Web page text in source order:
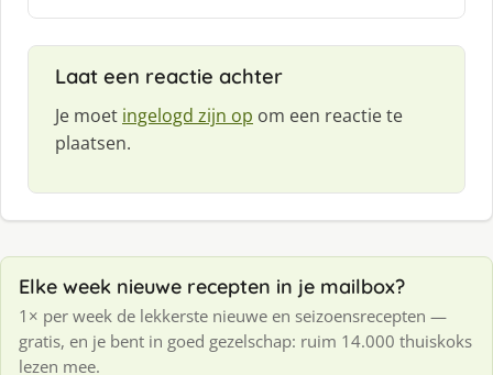
Laat een reactie achter
Je moet ingelogd zijn op om een reactie te
plaatsen.
Elke week nieuwe recepten in je mailbox?
1× per week de lekkerste nieuwe en seizoensrecepten —
gratis, en je bent in goed gezelschap: ruim 14.000 thuiskoks
lezen mee.